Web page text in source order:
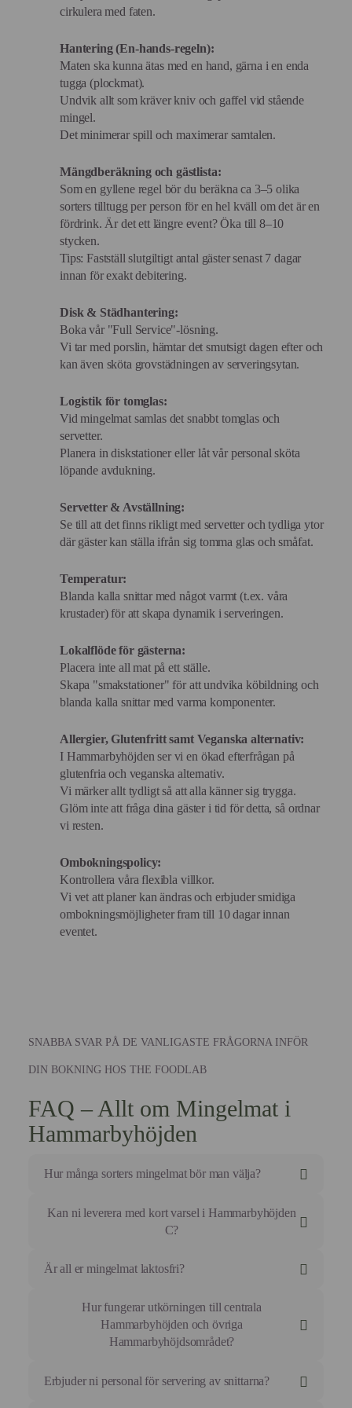
cirkulera med faten.
Hantering (En-hands-regeln):
Maten ska kunna ätas med en hand, gärna i en enda
tugga (plockmat).
Undvik allt som kräver kniv och gaffel vid stående
mingel.
Det minimerar spill och maximerar samtalen.
Mängdberäkning och gästlista:
Som en gyllene regel bör du beräkna ca 3–5 olika
sorters tilltugg per person för en hel kväll om det är en
fördrink. Är det ett längre event? Öka till 8–10
stycken.
Tips: Fastställ slutgiltigt antal gäster senast 7 dagar
innan för exakt debitering.
Disk & Städhantering:
Boka vår "Full Service"-lösning.
Vi tar med porslin, hämtar det smutsigt dagen efter och
kan även sköta grovstädningen av serveringsytan.
Logistik för tomglas:
Vid mingelmat samlas det snabbt tomglas och
servetter.
Planera in diskstationer eller låt vår personal sköta
löpande avdukning.
Servetter & Avställning:
Se till att det finns rikligt med servetter och tydliga ytor
där gäster kan ställa ifrån sig tomma glas och småfat.
Temperatur:
Blanda kalla snittar med något varmt (t.ex. våra
krustader) för att skapa dynamik i serveringen.
Lokalflöde för gästerna:
Placera inte all mat på ett ställe.
Skapa "smakstationer" för att undvika köbildning och
blanda kalla snittar med varma komponenter.
Allergier, Glutenfritt samt Veganska alternativ:
I Hammarbyhöjden ser vi en ökad efterfrågan på
glutenfria och veganska alternativ.
Vi märker allt tydligt så att alla känner sig trygga.
Glöm inte att fråga dina gäster i tid för detta, så ordnar
vi resten.
Ombokningspolicy:
Kontrollera våra flexibla villkor.
Vi vet att planer kan ändras och erbjuder smidiga
ombokningsmöjligheter fram till 10 dagar innan
eventet.
SNABBA SVAR PÅ DE VANLIGASTE FRÅGORNA INFÖR
DIN BOKNING HOS THE FOODLAB
FAQ – Allt om Mingelmat i
Hammarbyhöjden
Hur många sorters mingelmat bör man välja?
För ett lyckat mingel rekommenderar vi en mix av 4–6
olika sorter. Det ger en bra bredd utan att göra buffén
Kan ni leverera med kort varsel i Hammarbyhöjden
C?
Vi gör vårt bästa!
Men för att garantera kvaliteten på våra handgjorda
framförhållning.
Är all er mingelmat laktosfri?
Vi kan anpassa de flesta av våra recept.
Fråga oss vid bokning så skräddarsyr vi en meny som
fungerar för hela sällskapet.
Hur fungerar utkörningen till centrala
Hammarbyhöjden och övriga
Hammarbyhöjdsområdet?
Vi levererar med kylbil direkt till din dörr oavsett var i
området.
Erbjuder ni personal för servering av snittarna?